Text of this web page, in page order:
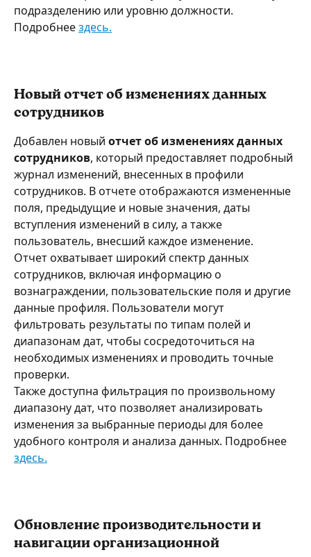
подразделению или уровню должности.
Подробнее здесь.
Новый отчет об изменениях данных
сотрудников
Добавлен новый отчет об изменениях данных
сотрудников, который предоставляет подробный
журнал изменений, внесенных в профили
сотрудников. В отчете отображаются измененные
поля, предыдущие и новые значения, даты
вступления изменений в силу, а также
пользователь, внесший каждое изменение.
Отчет охватывает широкий спектр данных
сотрудников, включая информацию о
вознаграждении, пользовательские поля и другие
данные профиля. Пользователи могут
фильтровать результаты по типам полей и
диапазонам дат, чтобы сосредоточиться на
необходимых изменениях и проводить точные
проверки.
Также доступна фильтрация по произвольному
диапазону дат, что позволяет анализировать
изменения за выбранные периоды для более
удобного контроля и анализа данных. Подробнее
здесь.
Обновление производительности и
навигации организационной